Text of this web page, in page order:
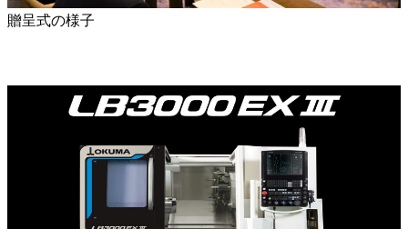
贈呈式の様子